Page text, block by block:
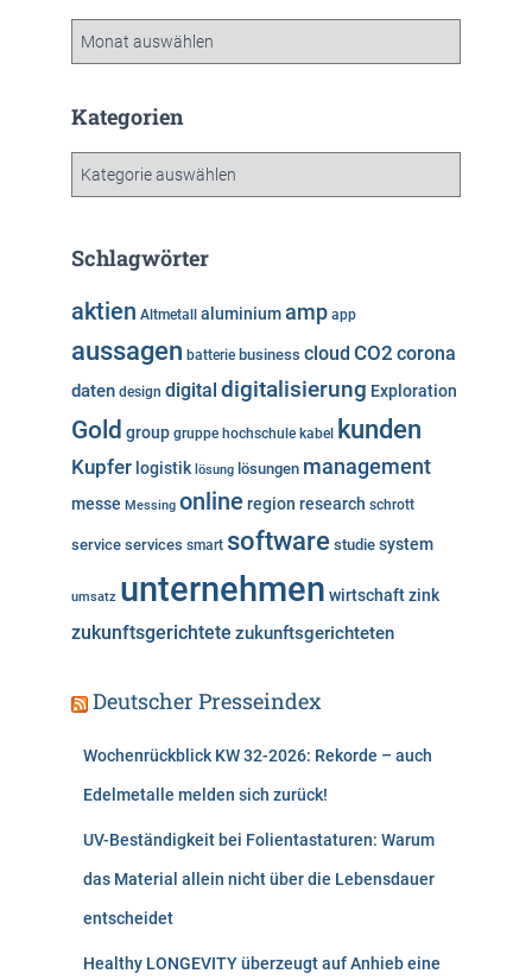
h
Kategorien
g
r
i
n
Schlagwörter
aktien Altmetall aluminiumamp app
aussagen batterie business cloud CO2 corona
daten design digital digitalisierung Exploration
Gold group gruppe hochschule kabel kunden
Kupfer logistik lösung lösungen management
messe Messing online region research schrott
service services smart software studie system
umsatz unternehmen wirtschaftzink
zukunftsgerichtete zukunftsgerichteten
Deutscher Presseindex
Wochenrückblick KW 32-2026: Rekorde – auch
Edelmetalle melden sich zurück!
UV-Beständigkeit bei Folientastaturen: Warum
das Material allein nicht über die Lebensdauer
entscheidet
Healthy LONGEVITY überzeugt auf Anhieb eine